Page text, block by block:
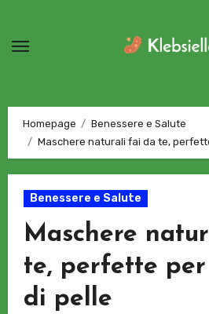
contenuto
Homepage
Benessere e Salute
Maschere naturali fai da te,
Benessere e Salute
Maschere
te, perfette
di pelle